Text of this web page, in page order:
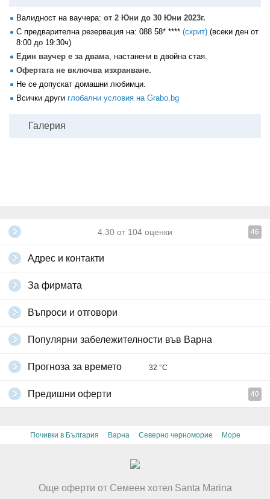
Валидност на ваучера: от 2 Юни до 30 Юни 2023г.
С предварителна резервация на: 088 58* **** (скрит) (всеки ден от
8:00 до 19:30ч)
Един ваучер е за двама, настанени в двойна стая.
Офертата не включва изхранване.
Не се допускат домашни любимци.
Всички други глобални условия на Grabo.bg
Галерия
4.30 от 104 оценки 46
Адрес и контакти
За фирмата
Въпроси и отговори
Популярни забележителности във Варна
Прогноза за времето 32 °C
Предишни оферти 40
Почивки в България · Варна · Северно черноморие · Море
Още оферти от Семеен хотел Santa Marina